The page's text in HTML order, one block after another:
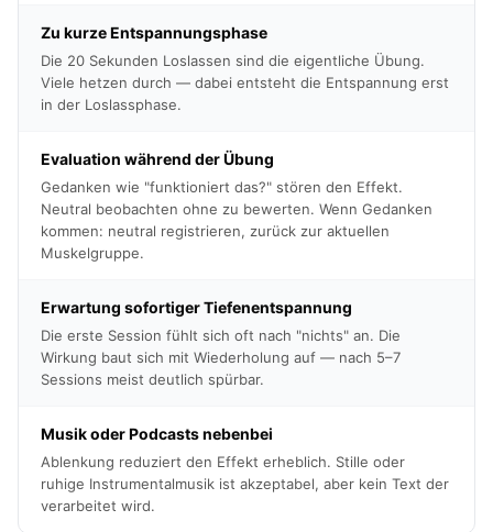
Zu kurze Entspannungsphase
Die 20 Sekunden Loslassen sind die eigentliche Übung.
Viele hetzen durch — dabei entsteht die Entspannung erst
in der Loslassphase.
Evaluation während der Übung
Gedanken wie "funktioniert das?" stören den Effekt.
Neutral beobachten ohne zu bewerten. Wenn Gedanken
kommen: neutral registrieren, zurück zur aktuellen
Muskelgruppe.
Erwartung sofortiger Tiefenentspannung
Die erste Session fühlt sich oft nach "nichts" an. Die
Wirkung baut sich mit Wiederholung auf — nach 5–7
Sessions meist deutlich spürbar.
Musik oder Podcasts nebenbei
Ablenkung reduziert den Effekt erheblich. Stille oder
ruhige Instrumentalmusik ist akzeptabel, aber kein Text der
verarbeitet wird.